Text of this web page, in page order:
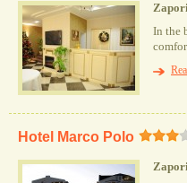
In the
Hotel Marco Polo